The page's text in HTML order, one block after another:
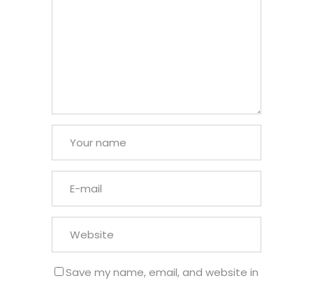
Save my name, email, and website in